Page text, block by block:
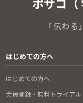
「伝わ
はじめての方へ
はじめての方へ
会員登録・無料トライアル